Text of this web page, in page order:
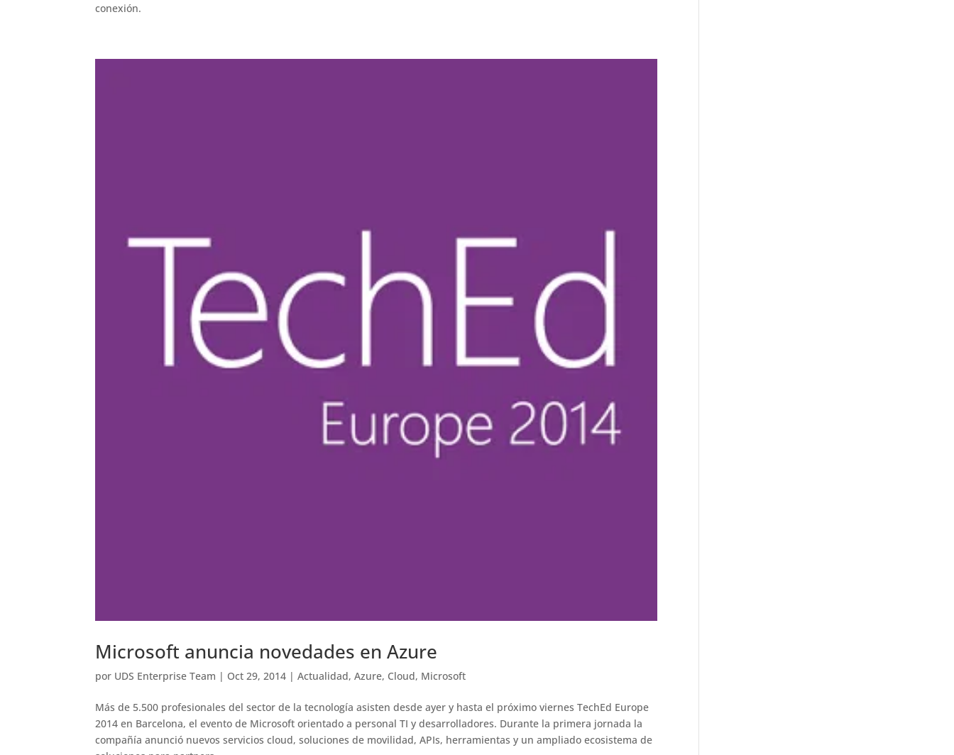
conexión.
Microsoft anuncia novedades en Azure
por UDS Enterprise Team | Oct 29, 2014 |Actualidad,Azure, Cloud, Microsoft
Más de 5.500 profesionales del sector de la tecnología asisten desde ayer y hasta el próximo viernes TechEd Europe
2014 en Barcelona, el evento de Microsoft orientado a personal TI y desarrolladores. Durante la primera jornada la
compañía anunció nuevos servicios cloud, soluciones de movilidad, APIs, herramientas y un ampliado ecosistema de